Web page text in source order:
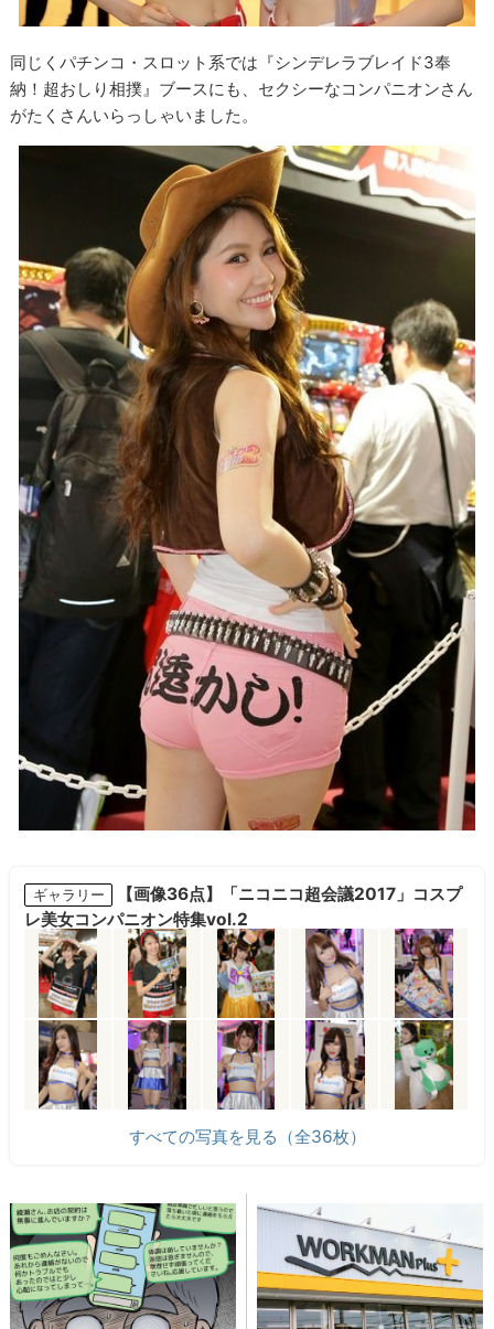
同じくパチンコ・スロット系では『シンデレラブレイド3奉
納！超おしり相撲』ブースにも、セクシーなコンパニオンさん
がたくさんいらっしゃいました。
ギャラリー
【画像36点】「ニコニコ超会議2017」コスプ
レ美女コンパニオン特集vol.2
すべての写真を見る（全36枚）